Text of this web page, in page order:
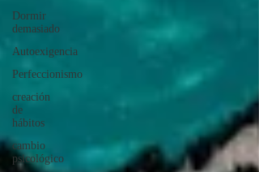
Dormir
demasiado
Autoexigencia
Perfeccionismo
creación
de
hábitos
cambio
psicológico